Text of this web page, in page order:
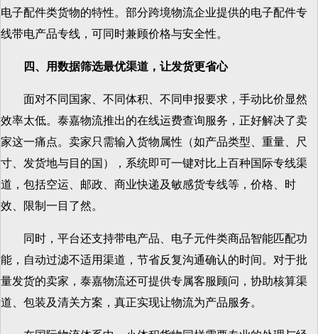
电子配件类货物的特性。部分跨境物流企业提供的电子配件专
线带电产品专线，可同时兼顾价格与安全性。
四、用数据筛选最优渠道，让发货更省心
面对不同国家、不同体积、不同申报要求，手动比价显然
效率太低。泰嘉物流推出的在线运费查询服务，正好解决了卖
家这一痛点。卖家只需输入货物属性（如产品类型、重量、尺
寸、发货地与目的国），系统即可一键对比上百种国际专线渠
道，包括空运、邮政、商业快递及敏感货专线等，价格、时
效、限制一目了然。
同时，平台还支持带电产品、电子元件类商品智能匹配功
能，自动过滤不适用渠道，节省反复沟通确认的时间。对于批
量发货的卖家，泰嘉物流还可提供专属客服顾问，协助核算渠
道、包装及清关方案，真正实现让物流为产品服务。